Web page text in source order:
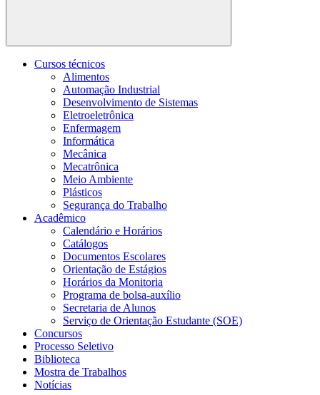
Buscar
Cursos técnicos
Alimentos
Automação Industrial
Desenvolvimento de Sistemas
Eletroeletrônica
Enfermagem
Informática
Mecânica
Mecatrônica
Meio Ambiente
Plásticos
Segurança do Trabalho
Acadêmico
Calendário e Horários
Catálogos
Documentos Escolares
Orientação de Estágios
Horários da Monitoria
Programa de bolsa-auxílio
Secretaria de Alunos
Serviço de Orientação Estudante (SOE)
Concursos
Processo Seletivo
Biblioteca
Mostra de Trabalhos
Notícias